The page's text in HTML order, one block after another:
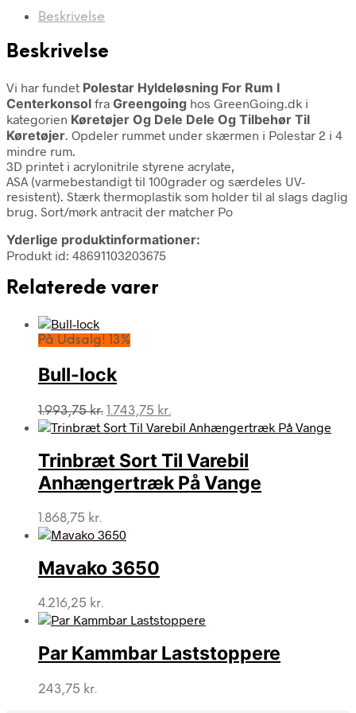
Beskrivelse
Beskrivelse
Vi har fundet Polestar Hyldeløsning For Rum I
Centerkonsol fra Greengoing hos GreenGoing.dk i
kategorien Køretøjer Og Dele Dele Og Tilbehør Til
Køretøjer. Opdeler rummet under skærmen i Polestar 2 i 4
mindre rum.
3D printet i acrylonitrile styrene acrylate,
ASA (varmebestandigt til 100grader og særdeles UV-
resistent). Stærk thermoplastik som holder til al slags daglig
brug. Sort/mørk antracit der matcher Po
Yderlige produktinformationer:
Produkt id: 48691103203675
Relaterede varer
På Udsalg! 13%
Bull-lock
1.993,75kr. Den
oprindelige
var:
1.993,75 kr..
1.743,75 kr.
aktuelle
er:
1.743,75 kr..
Trinbræt Sort Til Varebil
Anhængertræk På Vange
1.868,75 kr.
Mavako 3650
4.216,25 kr.
Par Kammbar Laststoppere
243,75 kr.